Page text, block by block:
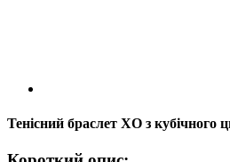
Тенісний браслет XO з кубічного